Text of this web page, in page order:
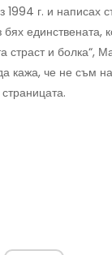
г. и написах
страст и болка“,
кажа, че не съм